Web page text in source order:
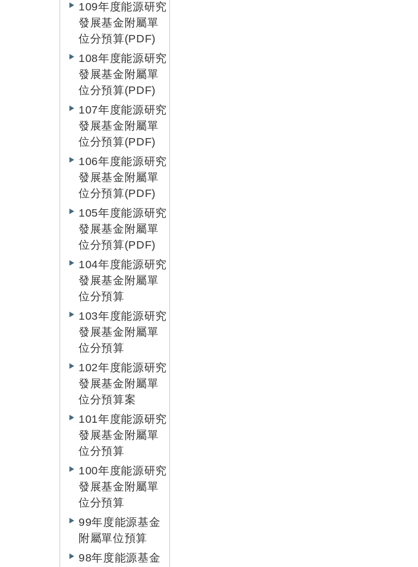
109年度能源研究
發展基金附屬單
位分預算(PDF)
108年度能源研究
發展基金附屬單
位分預算(PDF)
107年度能源研究
發展基金附屬單
位分預算(PDF)
106年度能源研究
發展基金附屬單
位分預算(PDF)
105年度能源研究
發展基金附屬單
位分預算(PDF)
104年度能源研究
發展基金附屬單
位分預算
103年度能源研究
發展基金附屬單
位分預算
102年度能源研究
發展基金附屬單
位分預算案
101年度能源研究
發展基金附屬單
位分預算
100年度能源研究
發展基金附屬單
位分預算
99年度能源基金
附屬單位預算
98年度能源基金